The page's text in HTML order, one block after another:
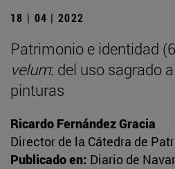
18 | 04 | 2022
Patrimonio e identidad
velum: del uso sagrado
pinturas
Ricardo Fernández Gracia
Director de la Cátedra de
Publicado en: Diario de